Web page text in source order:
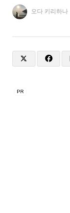
오다 키리하나